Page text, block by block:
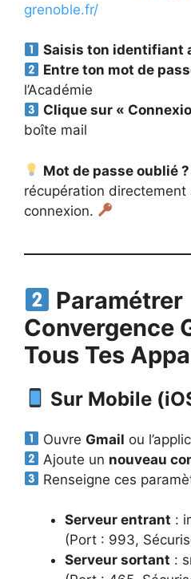
grenoble.fr/
Saisis ton identifiant
Entre ton mot de
l’Académie
Clique sur «
boîte mail
Mot de passe oublié ?
récupération directement
connexion.
Paramétrer
Convergence
Tous Tes
Sur Mobile
Ouvre Gmail ou
Ajoute un nouveau
Renseigne ces
Serveur entrant :
(Port : 993,
Serveur sortant :